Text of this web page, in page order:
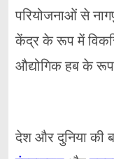
परियोजनाओं से
केंद्र के रूप में
औद्योगिक हब के
देश और दुनिया की